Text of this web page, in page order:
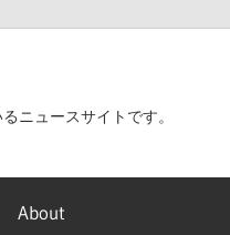
ニュースサイトです。
About